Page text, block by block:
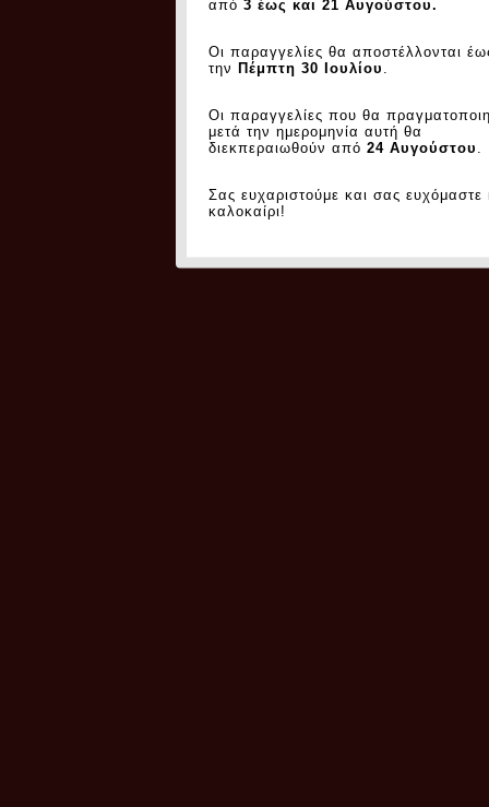
από 3 έως και 21 Αυγούστου.
Οι παραγγελίες θα αποστέλλονται
την Πέμπτη 30 Ιουλίου
Οι παραγγελίες που θα
μετά την ημερομηνία αυτή θα
διεκπεραιωθούν από 24 Αυγούστου
Σας ευχαριστούμε και σας ευχόμαστε
καλοκαίρι!